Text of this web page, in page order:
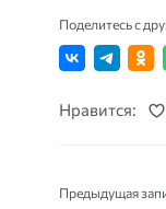
Поделитесь с
Нравится:
Предыдущая